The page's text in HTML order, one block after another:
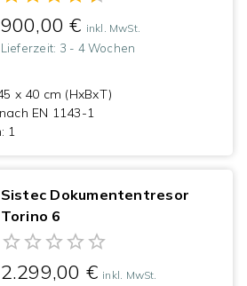
900,00 € inkl. MwSt.
Lieferzeit: 3 - 4 Wochen
x 40 cm (HxBxT)
EN 1143-1
: 1
Sistec Dokumententresor
Torino 6
2.299,00 € inkl. MwSt.